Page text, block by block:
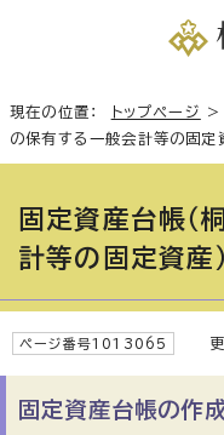
現在の位置： トップページ
の保有する一般会計等の固定
固定資産台帳（
計等の固定資産）
ページ番号1013065 更
固定資産台帳の作